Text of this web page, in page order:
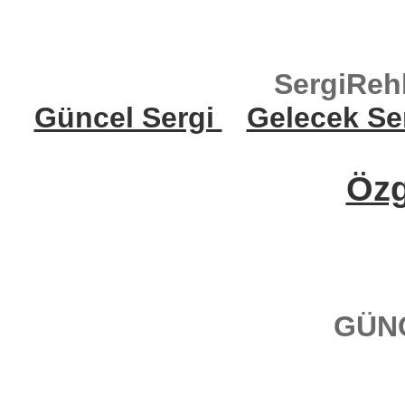
Güncel Sergi
Gelecek